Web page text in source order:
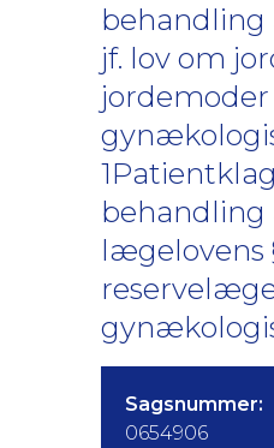
behandling
jf. lov om
behandling
lægelovens
Sagsnummer:
0654906